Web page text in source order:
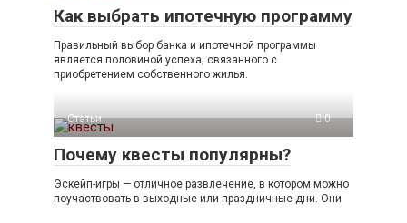
Как выбрать ипотечную программу
Правильный выбор банка и ипотечной программы
является половиной успеха, связанного с
приобретением собственного жилья.
Статьи 0
Почему квесты популярны?
Эскейп-игры — отличное развлечение, в котором можно
поучаствовать в выходные или праздничные дни. Они